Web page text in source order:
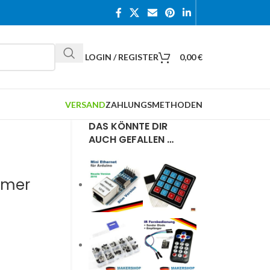
LOGIN / REGISTER 0,00€
VERSANDZAHLUNGSMETHODEN
DAS KÖNNTE DIR
AUCH GEFALLEN …